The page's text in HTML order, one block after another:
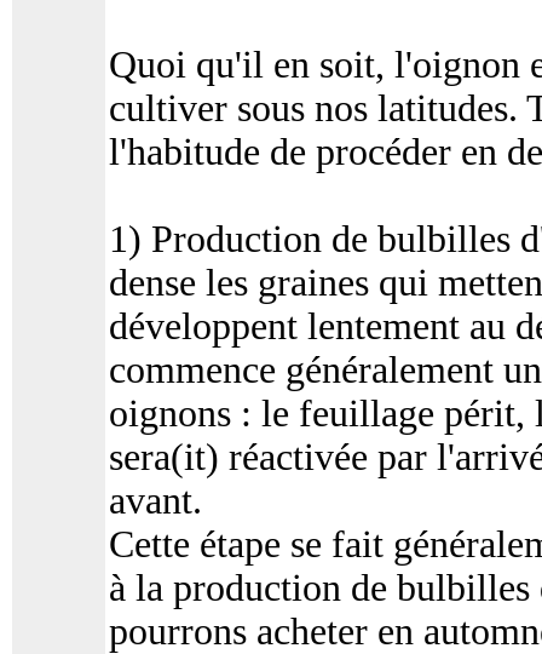
Quoi qu'il en soit, l'oignon
cultiver sous nos latitudes.
l'habitude de procéder en
1) Production de bulbilles
dense les graines qui
développent lentement au
commence généralement
oignons : le feuillage périt,
sera(it) réactivée par
avant.
Cette étape se fait
à la production de bulbilles
pourrons acheter en